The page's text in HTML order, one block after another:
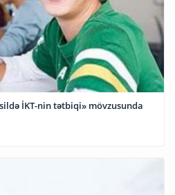
İKT-nin tətbiqi» mövzusunda